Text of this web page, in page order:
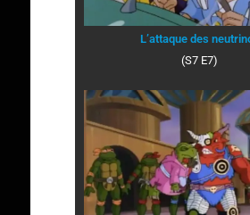
L’attaque des
(S7 E7)